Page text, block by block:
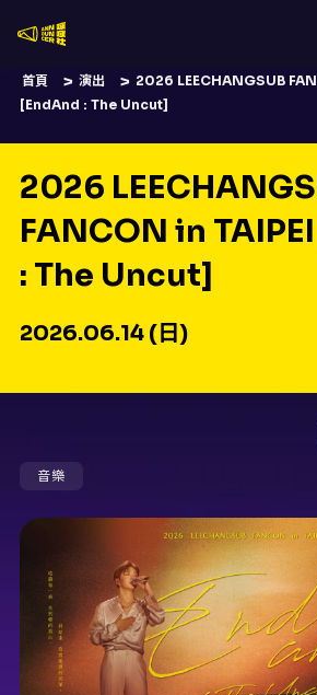
首頁 演出
2026 LEECHANGSUB
[EndAnd : The Uncut]
2026
FANCON in
: The Uncut]
2026.06.14 (日)
音樂